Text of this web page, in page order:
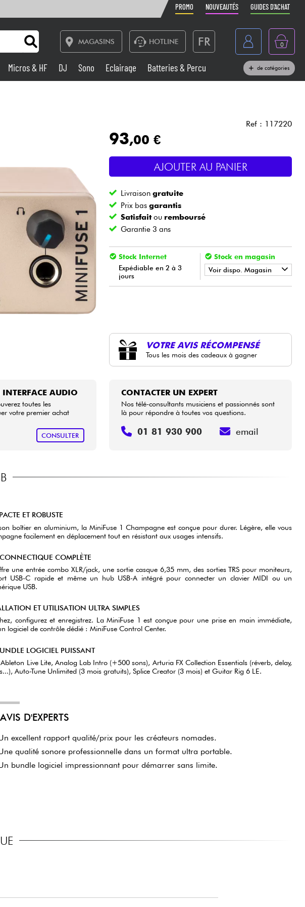
PROMO NOUVEAUTÉS GUIDES D'ACHAT
MAGASINS HOTLINE FR
Belgique
België
Nederland
0
Sono
Vents
Câbles & Access.
Micros & HF DJ Sono Eclairage Batteries & Percu de catégories
Ref : 117220
93,00 €
AJOUTER AU PANIER
Livraisongratuite
Prix basgarantis
Satisfaitou remboursé
Garantie 3 ans
Stock Internet
Expédiable en 2 à 3
jours
Stock en magasin
Voir dispo. Magasin
•
• Star'SMusicTOULOUSE
VOTRE AVIS RÉCOMPENSÉ
Tous les mois des cadeaux à gagner
AUDIO
toutes les
votre premier achat
CONSULTER
CONTACTER UN EXPERT
Nos télé-consultants musiciens et passionnés sont
là pour répondre à toutes vos questions.
01 81 930 900 email
ET ROBUSTE
boîtier en aluminium, la MiniFuse 1 Champagne est conçue pour durer. Légère, elle vous
facilement en déplacement tout en résistant aux usages intensifs.
COMPLÈTE
une entrée combo XLR/jack, une sortie casque 6,35 mm, des sorties TRS pour moniteurs,
USB-C rapide et même un hub USB-A intégré pour connecter un clavier MIDI ou un
USB.
ET UTILISATION ULTRA SIMPLES
configurez et enregistrez. La MiniFuse 1 est conçue pour une prise en main immédiate,
logiciel de contrôle dédié : MiniFuse Control Center.
LOGICIEL PUISSANT
Live Lite, Analog Lab Intro (+500 sons), Arturia FX Collection Essentials (réverb, delay,
Auto-Tune Unlimited (3 mois gratuits), Splice Creator (3 mois) et Guitar Rig 6 LE.
D'EXPERTS
excellent rapport qualité/prix pour les créateurs nomades.
qualité sonore professionnelle dans un format ultra portable.
bundle logiciel impressionnant pour démarrer sans limite.